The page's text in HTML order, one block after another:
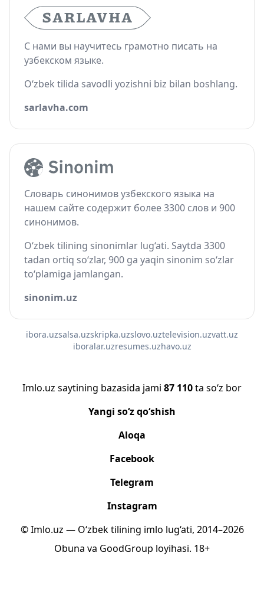
С нами вы научитесь грамотно писать на
узбекском языке.
O‘zbek tilida savodli yozishni biz bilan boshlang.
sarlavha.com
Словарь синонимов узбекского языка на
нашем сайте содержит более 3300 слов и 900
синонимов.
O‘zbek tilining sinonimlar lug‘ati. Saytda 3300
tadan ortiq so‘zlar, 900 ga yaqin sinonim so‘zlar
to‘plamiga jamlangan.
sinonim.uz
ibora.uzsalsa.uzskripka.uzslovo.uztelevision.uzvatt.uz
iboralar.uzresumes.uzhavo.uz
Imlo.uz saytining bazasida jami 87 110ta so‘z bor
Yangi so‘z qo‘shish
Aloqa
Facebook
Telegram
Instagram
© Imlo.uz — O‘zbek tilining imlo lug‘ati, 2014–2026
Obuna va GoodGroup loyihasi. 18+